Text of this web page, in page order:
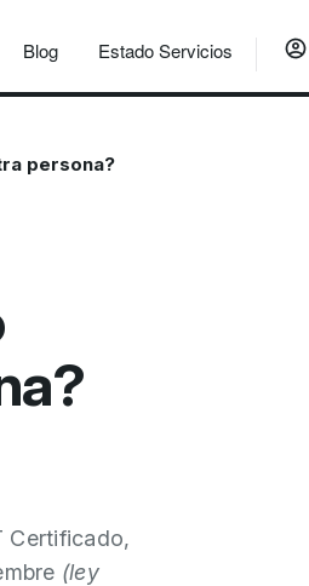
Blog Estado Servicios
persona?
Certificado,
(ley